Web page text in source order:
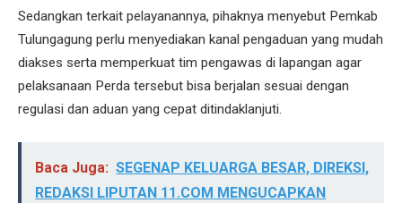
Sedangkan terkait pelayanannya, pihaknya menyebut Pemkab
Tulungagung perlu menyediakan kanal pengaduan yang mudah
diakses serta memperkuat tim pengawas di lapangan agar
pelaksanaan Perda tersebut bisa berjalan sesuai dengan
regulasi dan aduan yang cepat ditindaklanjuti.
Baca Juga: SEGENAP KELUARGA BESAR, DIREKSI,
REDAKSI LIPUTAN 11.COM MENGUCAPKAN